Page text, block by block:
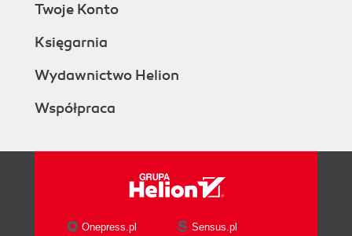
Planowanie rozbudowy schematu usługi Active
Eksport bieżącej konfiguracji schematu usługi
Rozbudowa schematu usługi Active Directory
Podsumowanie (200)
Rozdział 8. Implementacja rozproszonego serwera
plików o wysokiej dostępności (201)
Twoje Konto
Księgarnia
Wydawnictwo Helion
Współpraca
Onepress.pl
Sensus.pl